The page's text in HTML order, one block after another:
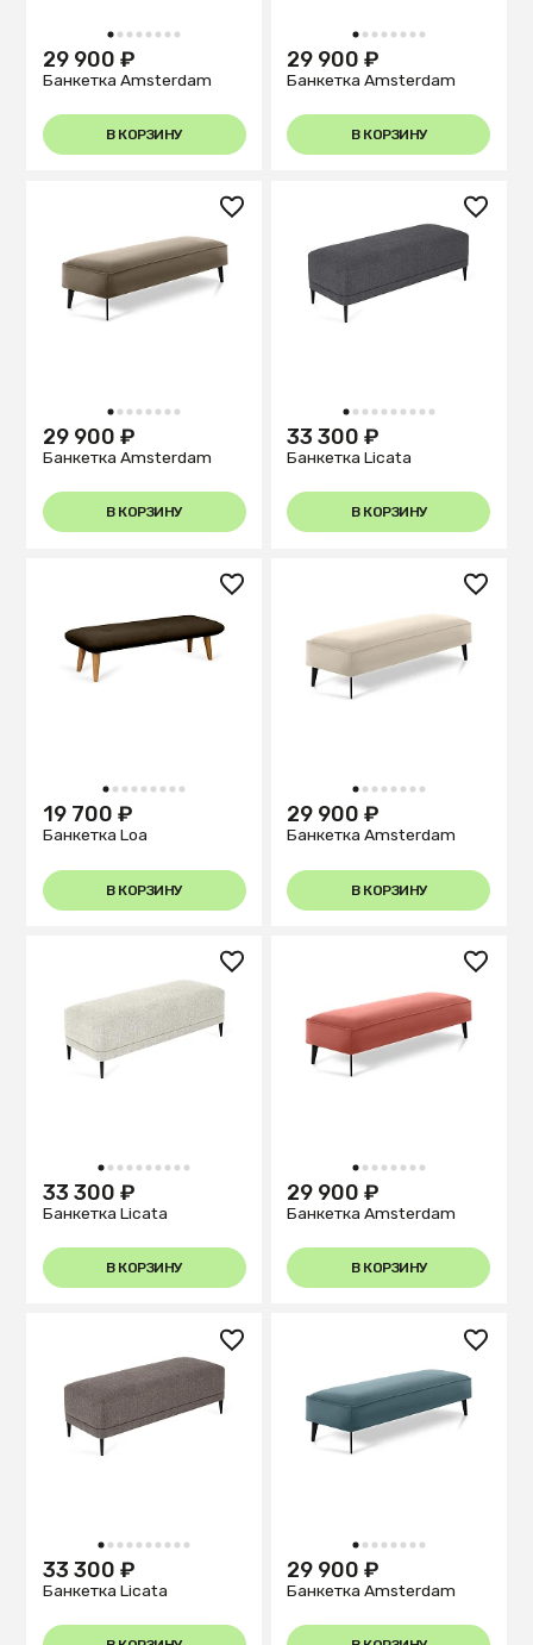
1 2 3 4 5 6 7 8
29 900 ₽
Банкетка Amsterdam
В КОРЗИНУ
1 2 3 4 5 6 7 8
29 900 ₽
Банкетка Amsterdam
В КОРЗИНУ
1 2 3 4 5 6 7 8
29 900 ₽
Банкетка Amsterdam
В КОРЗИНУ
1 2 3 4 5 6 7 8 9 10
33 300 ₽
Банкетка Licata
В КОРЗИНУ
1 2 3 4 5 6 7 8 9
19 700 ₽
Банкетка Loa
В КОРЗИНУ
1 2 3 4 5 6 7 8
29 900 ₽
Банкетка Amsterdam
В КОРЗИНУ
1 2 3 4 5 6 7 8 9 10
33 300 ₽
Банкетка Licata
В КОРЗИНУ
1 2 3 4 5 6 7 8
29 900 ₽
Банкетка Amsterdam
В КОРЗИНУ
1 2 3 4 5 6 7 8 9 10
33 300 ₽
Банкетка Licata
1 2 3 4 5 6 7 8
29 900 ₽
Банкетка Amsterdam